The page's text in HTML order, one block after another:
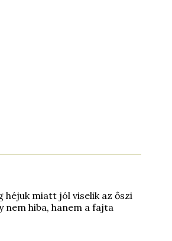
héjuk miatt jól viselik az őszi
nem hiba, hanem a fajta